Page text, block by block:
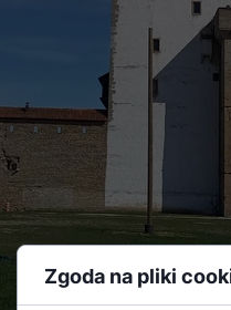
Zgoda na pliki